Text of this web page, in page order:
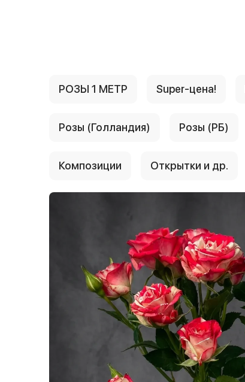
РОЗЫ 1 МЕТР Super-цена!
Розы (Голландия) Розы (РБ)
Композиции Открытки и др.